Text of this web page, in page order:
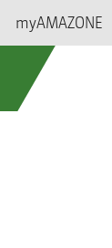
myAMAZONE